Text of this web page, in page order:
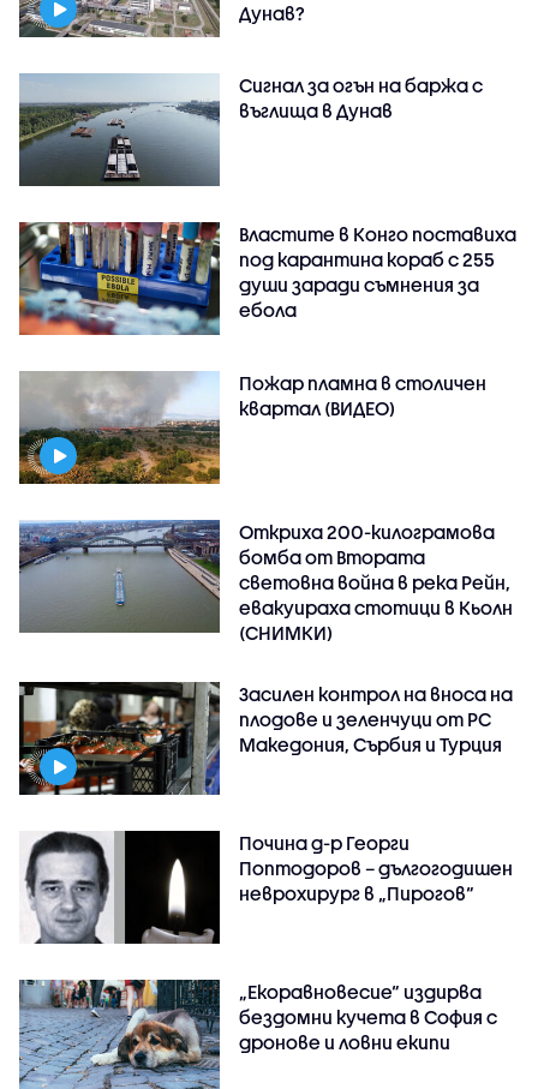
Дунав?
Сигнал за огън на баржа с
въглища в Дунав
Властите в Конго поставиха
под карантина кораб с 255
души заради съмнения за
ебола
Пожар пламна в столичен
квартал (ВИДЕО)
Откриха 200-килограмова
бомба от Втората
световна война в река Рейн,
евакуираха стотици в Кьолн
(СНИМКИ)
Засилен контрол на вноса на
плодове и зеленчуци от РС
Македония, Сърбия и Турция
Почина д-р Георги
Поптодоров – дългогодишен
неврохирург в „Пирогов“
„Екоравновесие“ издирва
бездомни кучета в София с
дронове и ловни екипи